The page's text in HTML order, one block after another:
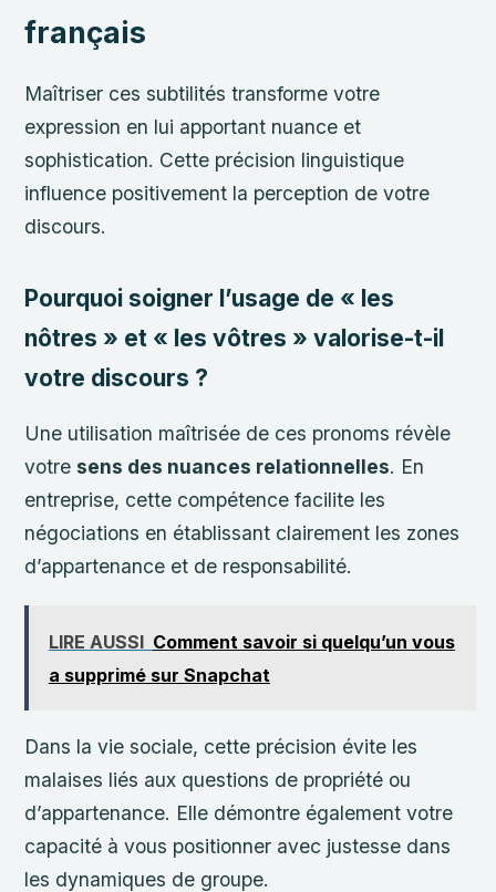
français
Maîtriser ces subtilités transforme votre
expression en lui apportant nuance et
sophistication. Cette précision linguistique
influence positivement la perception de votre
discours.
Pourquoi soigner l’usage de « les
nôtres » et « les vôtres » valorise-t-il
votre discours ?
Une utilisation maîtrisée de ces pronoms révèle
votresens des nuances relationnelles. En
entreprise, cette compétence facilite les
négociations en établissant clairement les zones
d’appartenance et de responsabilité.
LIRE AUSSI Comment savoir si quelqu’un vous
a supprimé sur Snapchat
Dans la vie sociale, cette précision évite les
malaises liés aux questions de propriété ou
d’appartenance. Elle démontre également votre
capacité à vous positionner avec justesse dans
les dynamiques de groupe.